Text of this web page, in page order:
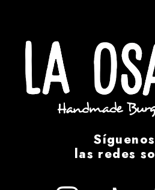
las redes